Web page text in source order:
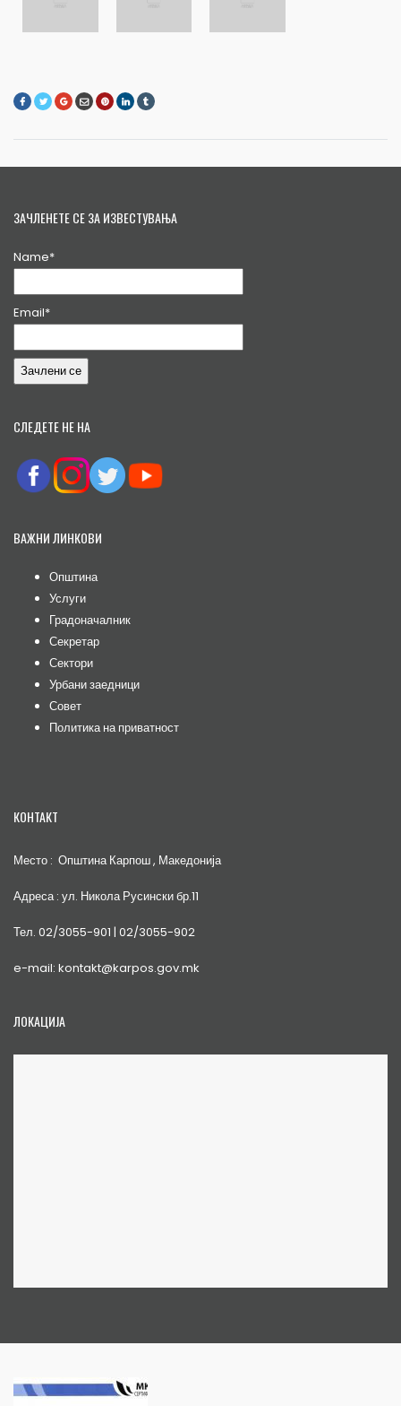
ЗАЧЛЕНЕТЕ СЕ ЗА ИЗВЕСТУВАЊА
Name*
Email*
СЛЕДЕТЕ НЕ НА
ВАЖНИ ЛИНКОВИ
Општина
Услуги
Градоначалник
Секретар
Сектори
Урбани заедници
Совет
Политика на приватност
КОНТАКТ
Место : Општина Карпош , Македонија
Адреса : ул. Никола Русински бр.11
Тел. 02/3055-901 | 02/3055-902
e-mail: kontakt@karpos.gov.mk
ЛОКАЦИЈА